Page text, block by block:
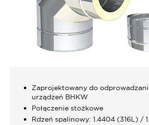
Zaprojektowany do
urządzeń BHKW
Połączenie stożkowe
Rdzeń spalinowy: 1.4404 (316L) /